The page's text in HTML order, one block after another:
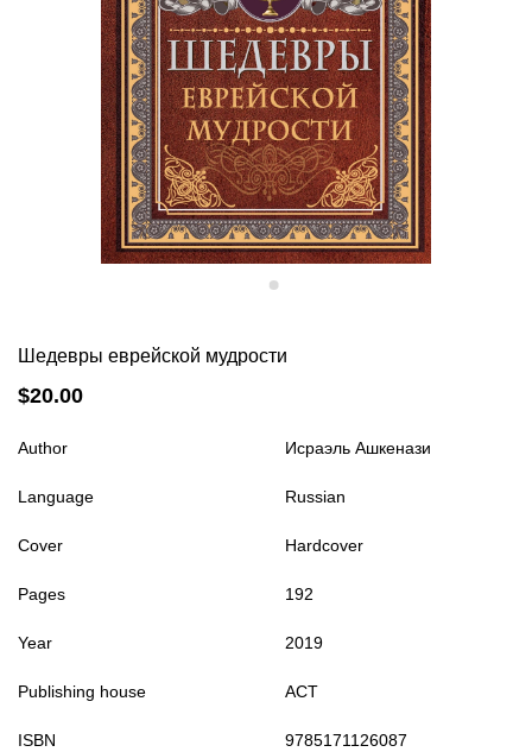
Шедевры еврейской мудрости
$20.00
Author Исраэль Ашкенази
Language Russian
Cover Hardcover
Pages 192
Year 2019
Publishing house АСТ
ISBN 9785171126087